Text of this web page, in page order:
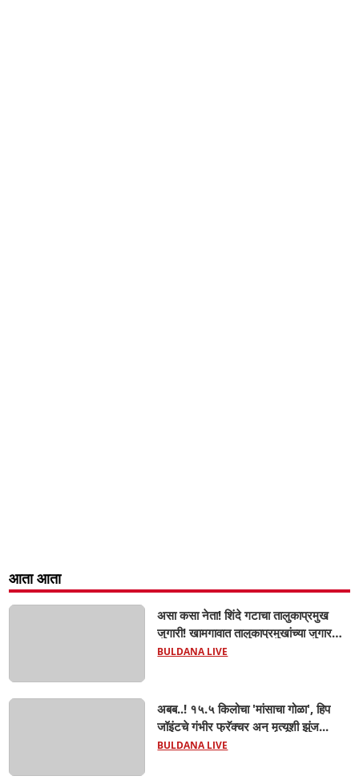
आता आता
असा कसा नेता! शिंदे गटाचा तालुकाप्रमुख
जुगारी! खामगावात तालुकाप्रमुखांच्या जुगार
अड्ड्यावर डीवायएसपी पथकाची धाड.. अंधारात
BULDANA LIVE
अबब..! १५.५ किलोचा 'मांसाचा गोळा', हिप
जॉइंटचे गंभीर फ्रॅक्चर अन् मृत्यूशी झुंज...
BULDANA LIVE